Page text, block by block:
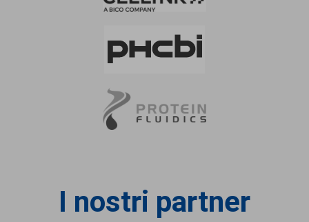
I nostri partner